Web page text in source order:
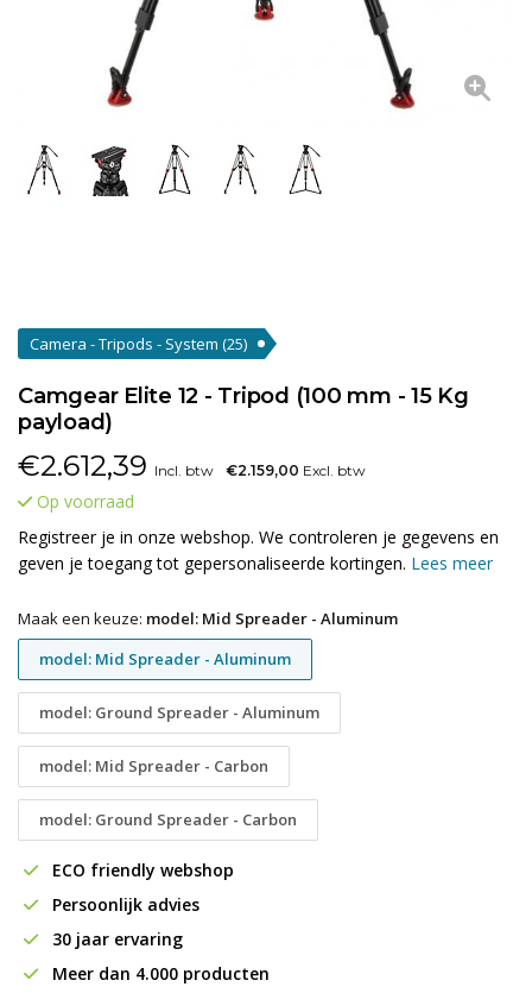
Camera - Tripods - System (25)
Camgear Elite 12 - Tripod (100 mm - 15 Kg
payload)
€2.612,39 Incl. btw €2.159,00 Excl. btw
Op voorraad
Registreer je in onze webshop. We controleren je gegevens en
geven je toegang tot gepersonaliseerde kortingen. Lees meer
Maak een keuze: model: Mid Spreader - Aluminum
model: Mid Spreader - Aluminum
model: Ground Spreader - Aluminum
model: Mid Spreader - Carbon
model: Ground Spreader - Carbon
ECO friendly webshop
Persoonlijk advies
30 jaar ervaring
Meer dan 4.000 producten